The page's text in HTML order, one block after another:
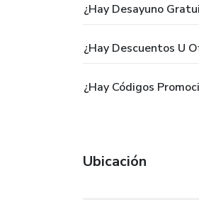
¿Hay Desayuno
¿Hay Descuentos U
¿Hay Códigos
Ubicación